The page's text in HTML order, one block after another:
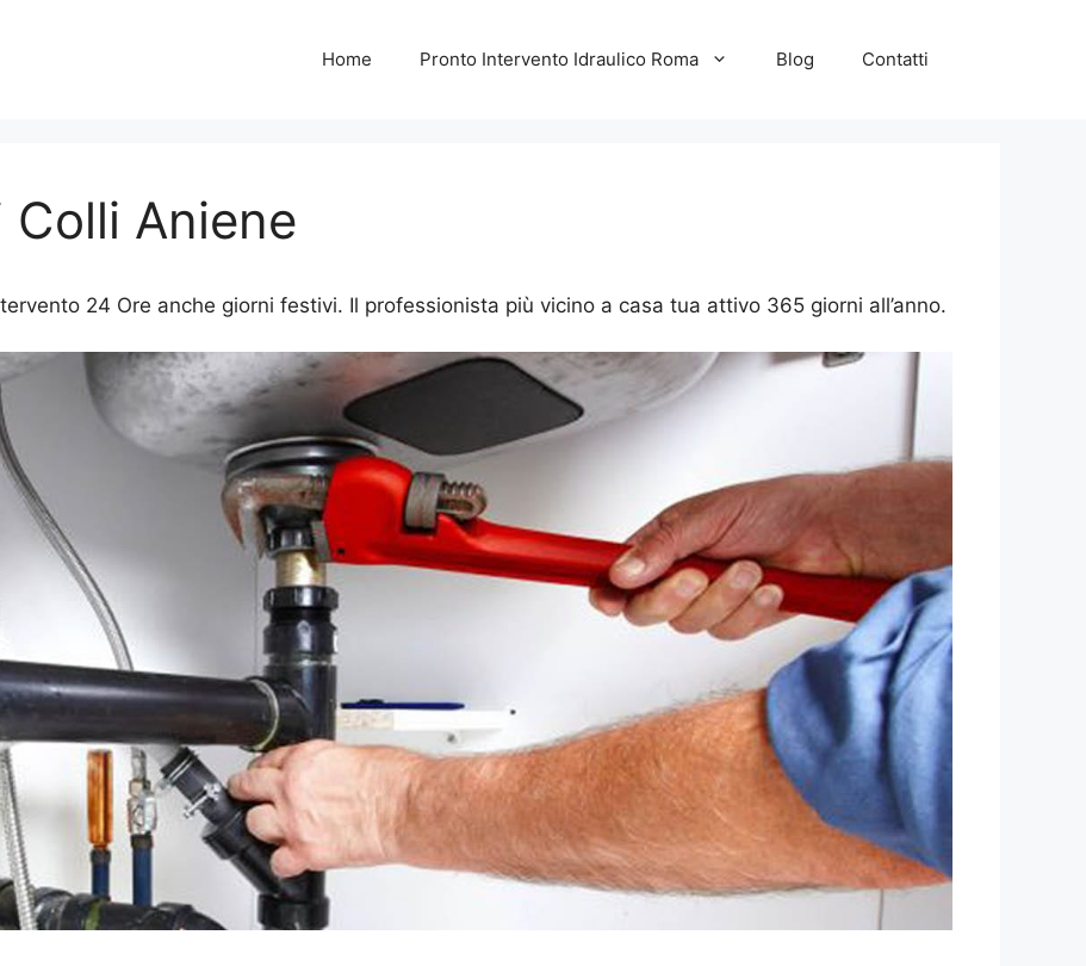
Home Pronto Intervento Idraulico Roma Blog Contatti
Aniene
24 Ore anche giorni festivi. Il professionista più vicino a casa tua attivo 365 giorni all’anno.